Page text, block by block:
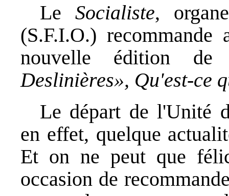
Le Socialiste,
(S.F.I.O.) recommande
nouvelle édition
Deslinières», Qu'est-ce
Le départ de l'Unité
en effet, quelque
Et on ne peut que
occasion de